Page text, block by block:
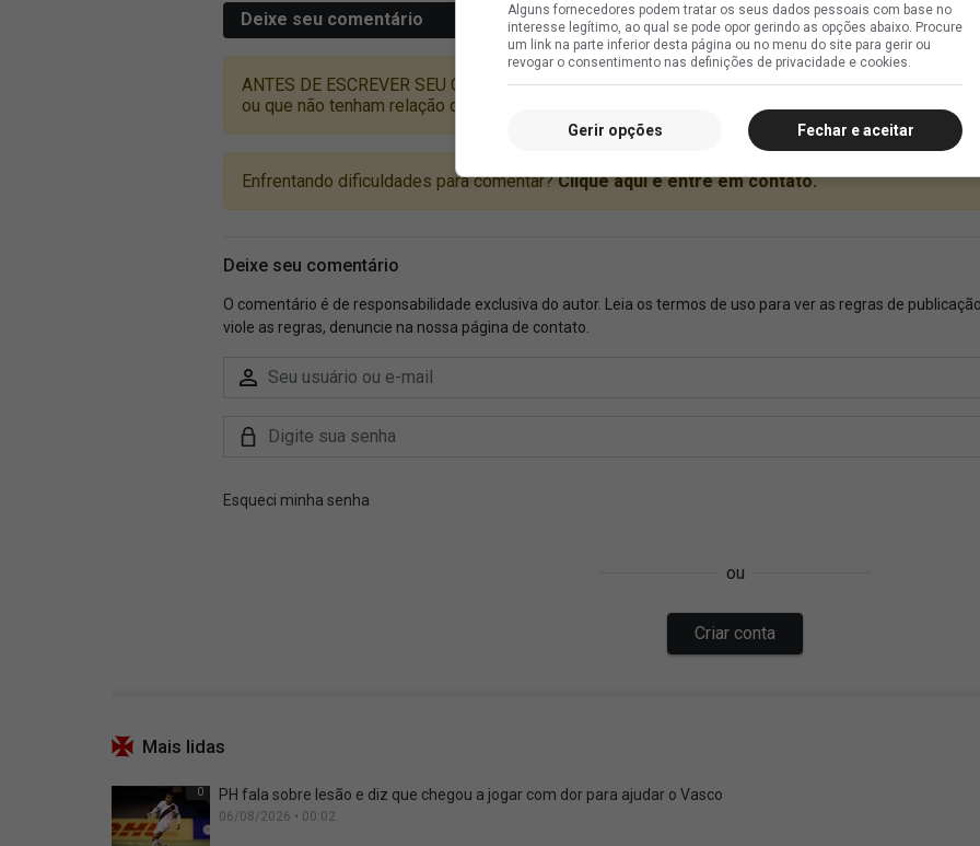
Mais lidas
0 PH fala sobre lesão e diz que chegou a jogar com dor para ajudar o Vasco
06/08/2026 • 00:02
Alguns fornecedores podem tratar os seus dados pessoais com base no
interesse legítimo, ao qual se pode opor gerindo as opções abaixo. Procure
um link na parte inferior desta página ou no menu do site para gerir ou
revogar o consentimento nas definições de privacidade e cookies.
Fechar e aceitar
Gerir opções